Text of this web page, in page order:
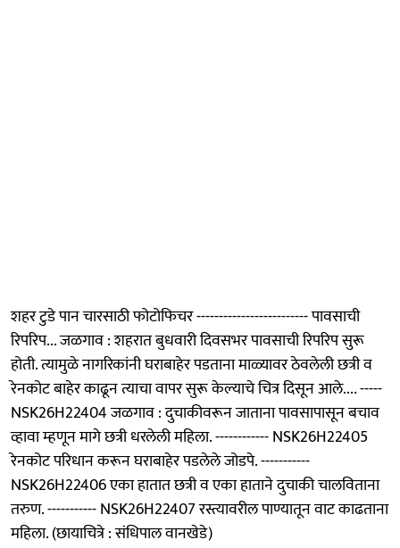
शहर टुडे पान चारसाठी फोटोफिचर ------------------------- पावसाची
रिपरिप... जळगाव : शहरात बुधवारी दिवसभर पावसाची रिपरिप सुरू
होती. त्यामुळे नागरिकांनी घराबाहेर पडताना माळ्यावर ठेवलेली छत्री व
रेनकोट बाहेर काढून त्याचा वापर सुरू केल्याचे चित्र दिसून आले.... -----
NSK26H22404 जळगाव : दुचाकीवरून जाताना पावसापासून बचाव
व्हावा म्हणून मागे छत्री धरलेली महिला. ------------ NSK26H22405
रेनकोट परिधान करून घराबाहेर पडलेले जोडपे. -----------
NSK26H22406 एका हातात छत्री व एका हाताने दुचाकी चालविताना
तरुण. ----------- NSK26H22407 रस्त्यावरील पाण्यातून वाट काढताना
महिला. (छायाचित्रे : संधिपाल वानखेडे)